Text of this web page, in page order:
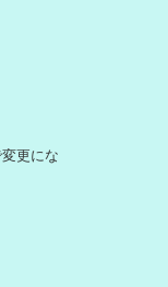
更にな